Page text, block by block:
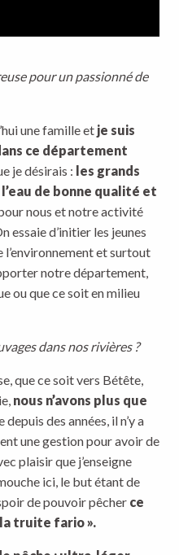
pour un passionné de
une famille et je suis
ce département
je désirais : les grands
de bonne qualité et
nous et notre activité
essaie d’initier les jeunes
et surtout
notre département,
ou que ce soit en milieu
dans nos rivières ?
que ce soit vers Bétête,
nous n’avons plus que
depuis des années, il n’y a
une gestion pour avoir de
plaisir que j’enseigne
ici, le but étant de
de pouvoir pêcher ce
la truite fario».